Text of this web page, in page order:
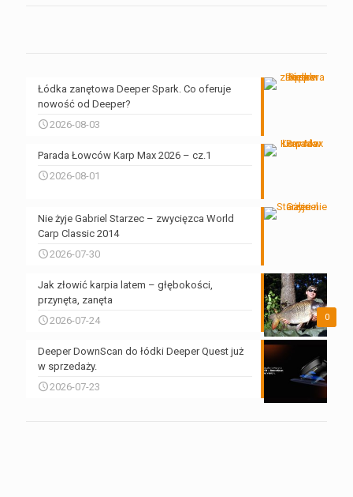
Łódka zanętowa Deeper Spark. Co oferuje
nowość od Deeper?
2026-08-03
Parada Łowców Karp Max 2026 – cz.1
2026-08-01
Nie żyje Gabriel Starzec – zwycięzca World
Carp Classic 2014
2026-07-30
0
Jak złowić karpia latem – głębokości,
przynęta, zanęta
2026-07-24
Deeper DownScan do łódki Deeper Quest już
w sprzedaży.
2026-07-23